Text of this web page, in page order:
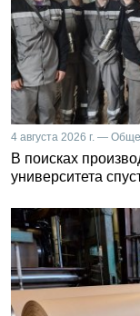
4 августа 2026 г. —
В поисках
университета